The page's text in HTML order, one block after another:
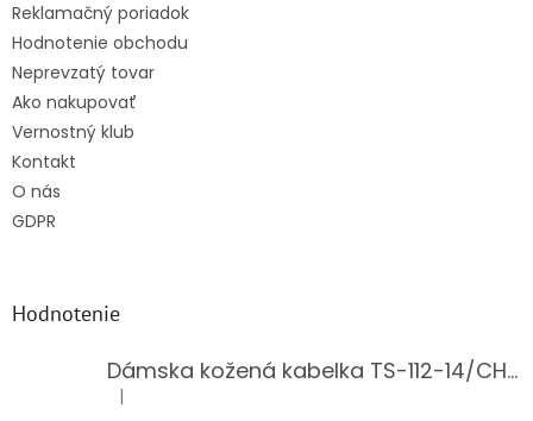
Reklamačný poriadok
Hodnotenie obchodu
Neprevzatý tovar
Ako nakupovať
Vernostný klub
Kontakt
O nás
GDPR
Hodnotenie
Dámska kožená kabelka TS-112-14/CHOCO
Hodnotenie produktu je 5 z 5 hviezdičiek.
|